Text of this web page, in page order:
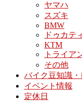
ヤマハ
スズキ
BMW
ドゥカテ
KTM
トライア
その他
バイク豆知識
イベント情報
定休日